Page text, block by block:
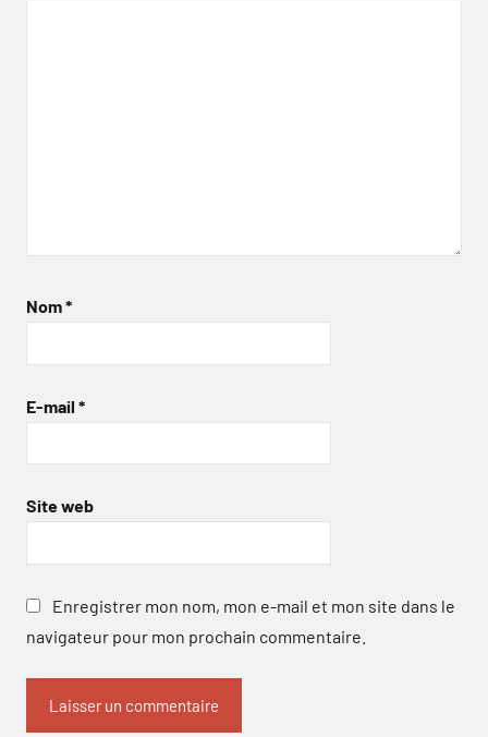
Nom*
E-mail *
Site web
Enregistrer mon nom, mon e-mail et mon site dans le
navigateur pour mon prochain commentaire.